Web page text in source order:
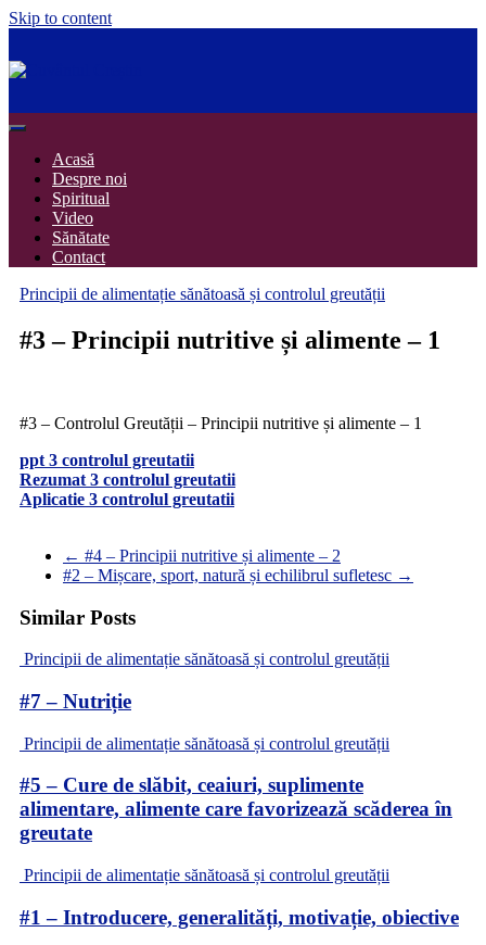
Skip to content
Acasă
Despre noi
Spiritual
Video
Sănătate
Contact
Principii de alimentație sănătoasă și controlul greutății
#3 – Principii nutritive și alimente – 1
#3 – Controlul Greutății – Principii nutritive și alimente – 1
ppt 3 controlul greutatii
Rezumat 3 controlul greutatii
Aplicatie 3 controlul greutatii
← #4 – Principii nutritive și alimente – 2
#2 – Mișcare, sport, natură și echilibrul sufletesc →
Similar Posts
Principii de alimentație sănătoasă și controlul greutății
#7 – Nutriție
Principii de alimentație sănătoasă și controlul greutății
#5 – Cure de slăbit, ceaiuri, suplimente
alimentare, alimente care favorizează scăderea în
greutate
Principii de alimentație sănătoasă și controlul greutății
#1 – Introducere, generalități, motivație, obiective